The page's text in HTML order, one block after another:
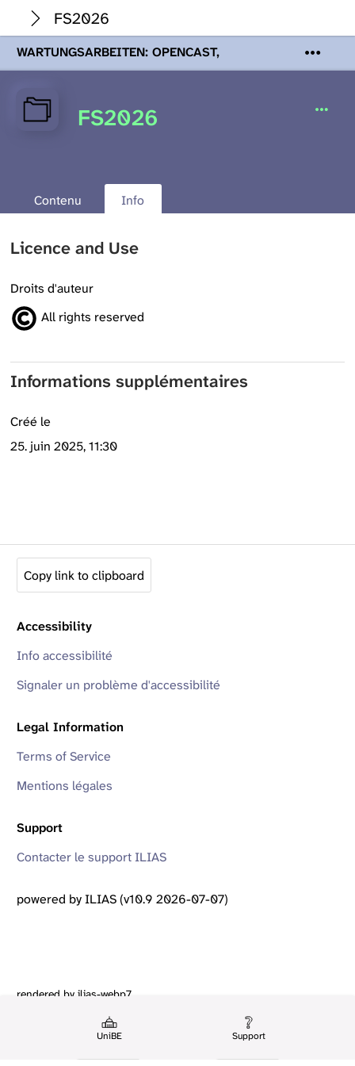
FS2026
WARTUNGSARBEITEN: OPENCAST,
PODCASTS & TOBIRA
Mi 19. August
Wartungsarbeiten an den Opencast-
Servern werden Ihnen Podcasts,
UniBE Support
FS2026
Contenu Info
Licence and Use
Droits d'auteur
All rights reserved
Informations supplémentaires
Créé le
25. juin 2025, 11:30
Copy link to clipboard
Accessibility
Info accessibilité
Signaler un problème d'accessibilité
Legal Information
Terms of Service
Mentions légales
Support
Contacter le support ILIAS
powered by ILIAS (v10.9 2026-07-07)
rendered by ilias-webp7